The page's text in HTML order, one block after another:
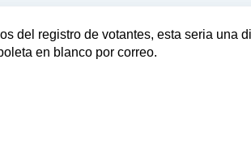
del registro de votantes, esta seria una
en blanco por correo.